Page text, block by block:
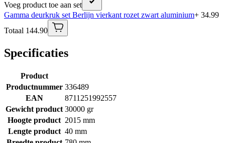
Voeg product toe aan set
Gamma deurkruk set Berlijn vierkant rozet zwart aluminium+ 34.99
Totaal 144.90
Specificaties
Product
Productnummer 336489
EAN
8711251992557
Gewicht product 30000 gr
Hoogte product 2015 mm
Lengte product 40 mm